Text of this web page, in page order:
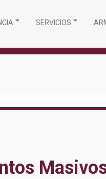
SERVICIOS